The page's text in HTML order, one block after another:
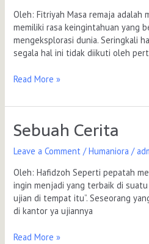
Oleh: Fitriyah Masa remaja adalah
memiliki rasa keingintahuan yang
mengeksplorasi dunia. Seringkali
segala hal ini tidak diikuti oleh
Read More »
Sebuah Cerita
Leave a Comment /Humaniora /
Oleh: Hafidzoh Seperti pepatah
ingin menjadi yang terbaik di
ujian di tempat itu”. Seseorang
di kantor ya ujiannya
Sebuah
Cerita
Read More »